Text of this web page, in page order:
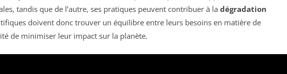
tandis que de l’autre, ses pratiques peuvent contribuer à la dégradation
doivent donc trouver un équilibre entre leurs besoins en matière de
de minimiser leur impact sur la planète.